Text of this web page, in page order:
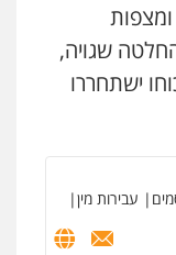
שגויה,
ישתחררו
לבן פשיעה
עבירות מין